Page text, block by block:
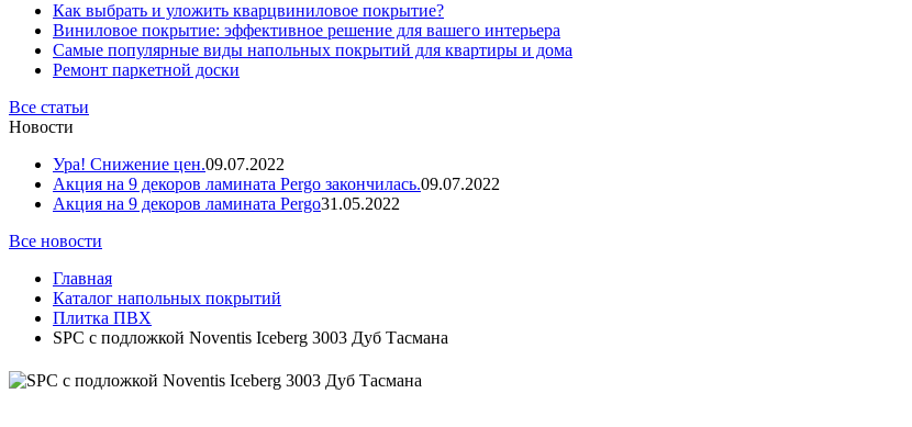
Как выбрать и уложить кварцвиниловое покрытие?
Виниловое покрытие: эффективное решение для вашего интерьера
Самые популярные виды напольных покрытий для квартиры и дома
Ремонт паркетной доски
Все статьи
Новости
Ура! Снижение цен.09.07.2022
Акция на 9 декоров ламината Pergo закончилась.09.07.2022
Акция на 9 декоров ламината Pergo31.05.2022
Все новости
Главная
Каталог напольных покрытий
Плитка ПВХ
SPC с подложкой Noventis Iceberg 3003 Дуб Тасмана